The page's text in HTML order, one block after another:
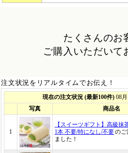
たくさんのお
ご購入いただいて
注文状況をリアルタイムでお伝え！